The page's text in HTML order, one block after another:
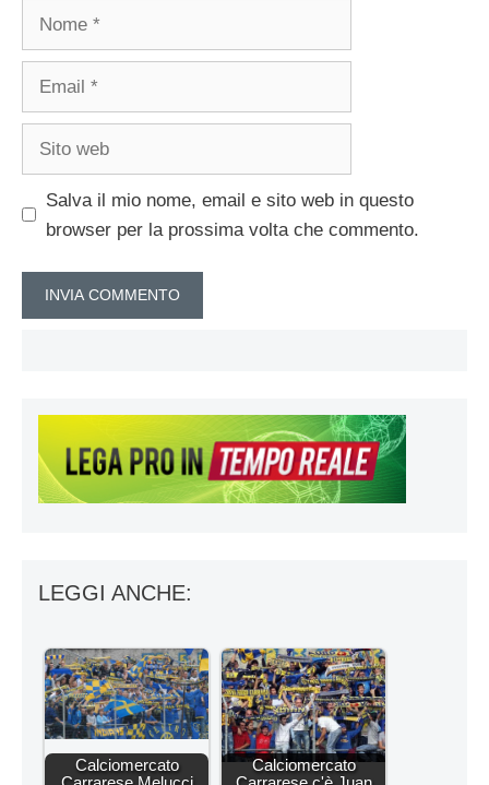
Nome
Email
Sito
Salva il mio nome, email e sito web in questo
browser per la prossima volta che commento.
LEGGI ANCHE:
Calciomercato
Calciomercato